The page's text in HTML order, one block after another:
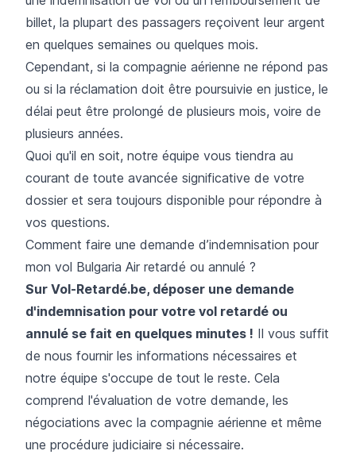
billet, la plupart des passagers reçoivent leur argent
en quelques semaines ou quelques mois.
Cependant, si la compagnie aérienne ne répond pas
ou si la réclamation doit être poursuivie en justice, le
délai peut être prolongé de plusieurs mois, voire de
plusieurs années.
Quoi qu'il en soit, notre équipe vous tiendra au
courant de toute avancée significative de votre
dossier et sera toujours disponible pour répondre à
vos questions.
Comment faire une demande d’indemnisation pour
mon vol Bulgaria Air retardé ou annulé ?
Sur Vol-Retardé.be, déposer une demande
d'indemnisation pour votre vol retardé ou
annulé se fait en quelques minutes ! Il vous suffit
de nous fournir les informations nécessaires et
notre équipe s'occupe de tout le reste. Cela
comprend l'évaluation de votre demande, les
négociations avec la compagnie aérienne et même
une procédure judiciaire si nécessaire.